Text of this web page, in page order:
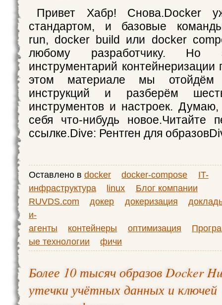
Привет Хабр! Снова.Docker
стандартом, и базовые
run, docker build или docker
любому разработчику. Но
инструментарий контейнеризации
этом материале мы отойдём
инструкций и разберём
инструментов и настроек.
себя что-нибудь новое.Читайте
ссылке.Dive: Рентген для
Оставлено в docker docker-compose
IT-
инфраструктура
linux
Блог компании
RUVDS.com
докер докеризация
и-
агенты
контейнеры оптимизация
ые технологии
фичи
Более 10 тысяч образов Docker
утечки учётных данных и ключей